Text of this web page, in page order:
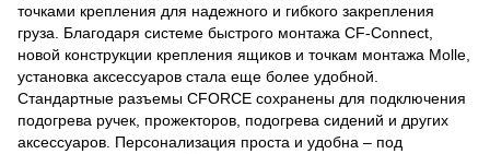
точками крепления для надежного и гибкого закрепления
груза. Благодаря системе быстрого монтажа CF-Connect,
новой конструкции крепления ящиков и точкам монтажа Molle,
установка аксессуаров стала еще более удобной.
Стандартные разъемы CFORCE сохранены для подключения
подогрева ручек, прожекторов, подогрева сидений и других
аксессуаров. Персонализация проста и удобна – под